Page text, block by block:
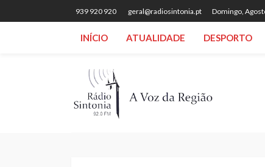
939 920 920 geral@radiosintonia.pt Domingo,
INÍCIO ATUALIDADE DESPORTO